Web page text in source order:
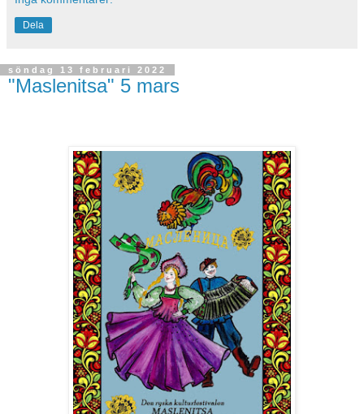
Dela
söndag 13 februari 2022
"Maslenitsa" 5 mars